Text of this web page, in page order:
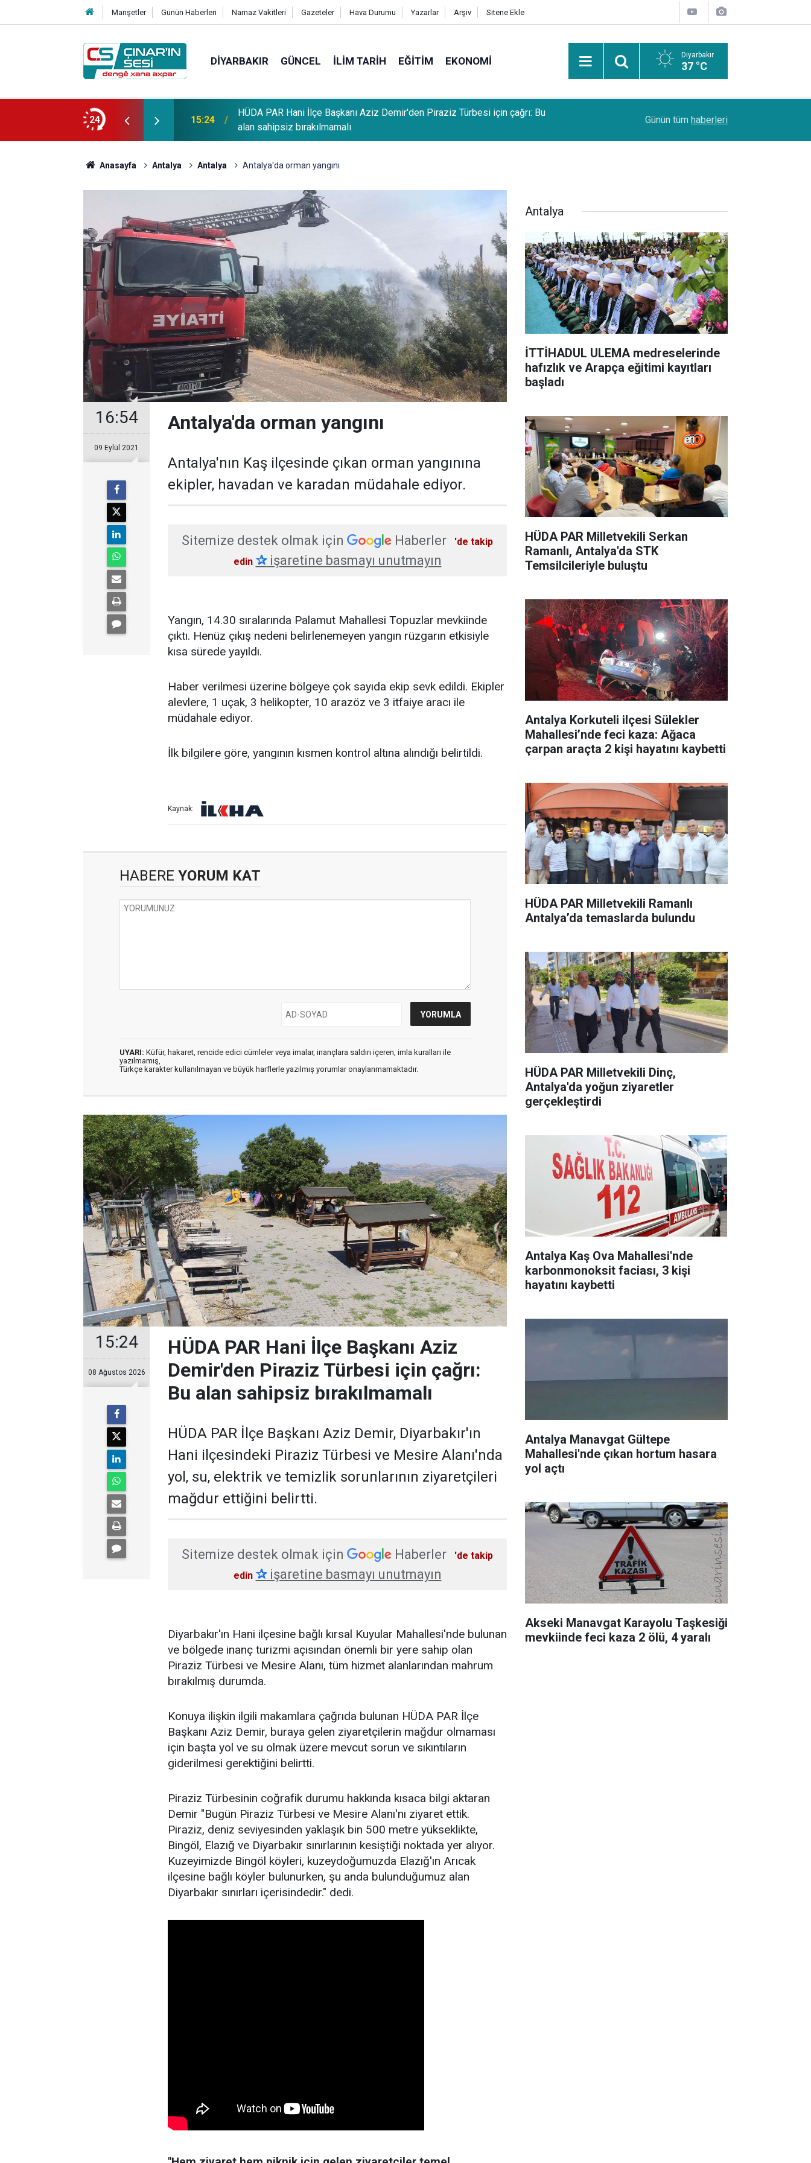
Manşetler Günün Haberleri Namaz Vakitleri Gazeteler Hava Durumu Yazarlar Arşiv Sitene Ekle
DIYARBAKIR GÜNCEL İLIM TARIH EĞITIM EKONOMI Diyarbakır
37 °C
24
vefat etmiştir 15:24
HÜDA PAR Hani İlçe Başkanı Aziz Demir'den Piraziz Türbesi için çağrı: Bu
alan sahipsiz bırakılmamalı
Diyarbakır’da 4 ayrı kurşunlama ve yaralama
Günün tüm haberleri
Anasayfa Antalya Antalya Antalya'da orman yangını
16:54
09 Eylül 2021
Antalya'da orman yangını
​Antalya'nın Kaş ilçesinde çıkan orman yangınına
ekipler, havadan ve karadan müdahale ediyor.
Sitemize destek olmak için Haberler
'de takip
edin ✰işaretine basmayı unutmayın
Yangın, 14.30 sıralarında Palamut Mahallesi Topuzlar mevkiinde
çıktı. Henüz çıkış nedeni belirlenemeyen yangın rüzgarın etkisiyle
kısa sürede yayıldı.
Haber verilmesi üzerine bölgeye çok sayıda ekip sevk edildi. Ekipler
alevlere, 1 uçak, 3 helikopter, 10 arazöz ve 3 itfaiye aracı ile
müdahale ediyor.
İlk bilgilere göre, yangının kısmen kontrol altına alındığı belirtildi.
Kaynak:
HABERE YORUM KAT
UYARI: Küfür, hakaret, rencide edici cümleler veya imalar, inançlara saldırı içeren, imla kuralları ile
yazılmamış,
Türkçe karakter kullanılmayan ve büyük harflerle yazılmış yorumlar onaylanmamaktadır.
15:24
08 Ağustos 2026
HÜDA PAR Hani İlçe Başkanı Aziz
Demir'den Piraziz Türbesi için çağrı:
Bu alan sahipsiz bırakılmamalı
HÜDA PAR İlçe Başkanı Aziz Demir, Diyarbakır'ın
Hani ilçesindeki Piraziz Türbesi ve Mesire Alanı'nda
yol, su, elektrik ve temizlik sorunlarının ziyaretçileri
mağdur ettiğini belirtti.
Sitemize destek olmak için Haberler
'de takip
edin ✰işaretine basmayı unutmayın
Diyarbakır'ın Hani ilçesine bağlı kırsal Kuyular Mahallesi'nde bulunan
ve bölgede inanç turizmi açısından önemli bir yere sahip olan
Piraziz Türbesi ve Mesire Alanı, tüm hizmet alanlarından mahrum
bırakılmış durumda.
Konuya ilişkin ilgili makamlara çağrıda bulunan HÜDA PAR İlçe
Başkanı Aziz Demir, buraya gelen ziyaretçilerin mağdur olmaması
için başta yol ve su olmak üzere mevcut sorun ve sıkıntıların
giderilmesi gerektiğini belirtti.
Piraziz Türbesinin coğrafik durumu hakkında kısaca bilgi aktaran
Demir "Bugün Piraziz Türbesi ve Mesire Alanı'nı ziyaret ettik.
Piraziz, deniz seviyesinden yaklaşık bin 500 metre yükseklikte,
Bingöl, Elazığ ve Diyarbakır sınırlarının kesiştiği noktada yer alıyor.
Kuzeyimizde Bingöl köyleri, kuzeydoğumuzda Elazığ'ın Arıcak
ilçesine bağlı köyler bulunurken, şu anda bulunduğumuz alan
Diyarbakır sınırları içerisindedir." dedi.
Antalya
İTTİHADUL ULEMA medreselerinde
hafızlık ve Arapça eğitimi kayıtları
başladı
HÜDA PAR Milletvekili Serkan
Ramanlı, Antalya'da STK
Temsilcileriyle buluştu
Antalya Korkuteli ilçesi Sülekler
Mahallesi’nde feci kaza: Ağaca
çarpan araçta 2 kişi hayatını kaybetti
HÜDA PAR Milletvekili Ramanlı
Antalya’da temaslarda bulundu
HÜDA PAR Milletvekili Dinç,
Antalya'da yoğun ziyaretler
gerçekleştirdi
Antalya Kaş Ova Mahallesi'nde
karbonmonoksit faciası, 3 kişi
hayatını kaybetti
Antalya Manavgat Gültepe
Mahallesi'nde çıkan hortum hasara
yol açtı
Akseki Manavgat Karayolu Taşkesiği
mevkiinde feci kaza 2 ölü, 4 yaralı